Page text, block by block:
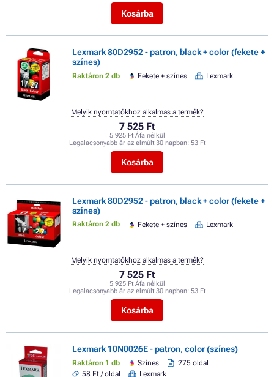
Kosárba
Lexmark 80D2952 - patron, black + color (fekete +
színes)
Raktáron 2 db Fekete + színes Lexmark
7 525 Ft
5 925 Ft Áfa nélkül
Legalacsonyabb ár az elmúlt 30 napban: 53 Ft
Kosárba
Melyik nyomtatókhoz alkalmas a termék?
Lexmark 80D2952 - patron, black + color (fekete +
színes)
Raktáron 2 db Fekete + színes Lexmark
7 525 Ft
5 925 Ft Áfa nélkül
Legalacsonyabb ár az elmúlt 30 napban: 53 Ft
Kosárba
Melyik nyomtatókhoz alkalmas a termék?
Lexmark 10N0026E - patron, color (színes)
Raktáron 1 db Színes
275 oldal
58 Ft / oldal
Lexmark